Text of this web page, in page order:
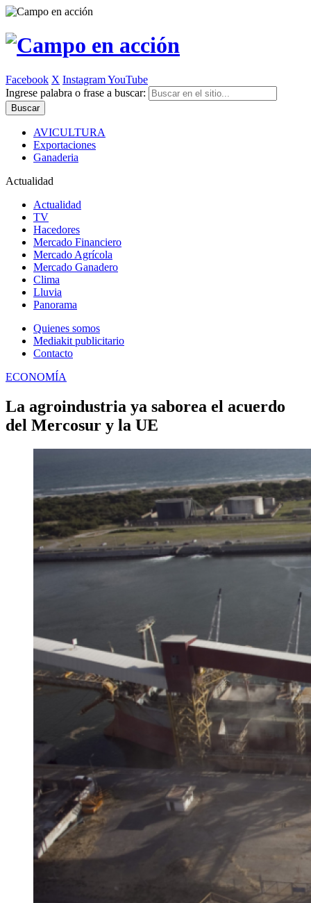
Facebook X InstagramYouTube
Ingrese palabra o frase a buscar:
AVICULTURA
Exportaciones
Ganaderia
Actualidad
Actualidad
TV
Hacedores
Mercado Financiero
Mercado Agrícola
Mercado Ganadero
Clima
Lluvia
Panorama
Quienes somos
Mediakit publicitario
Contacto
ECONOMÍA
La agroindustria ya saborea el acuerdo
del Mercosur y la UE